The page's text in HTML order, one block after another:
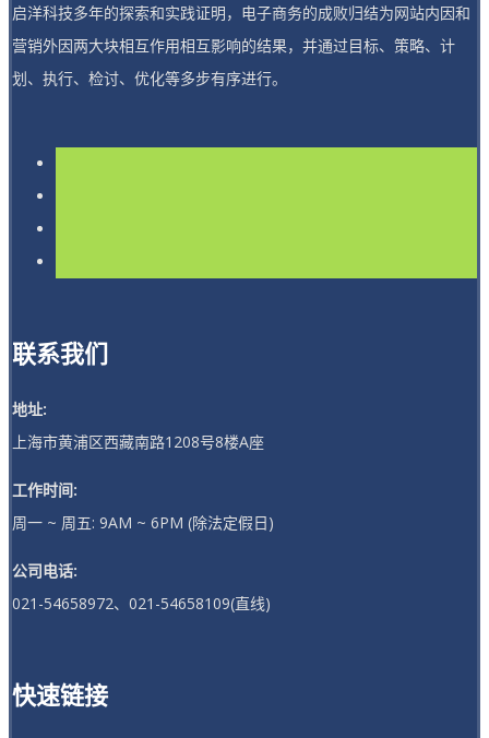
启洋科技多年的探索和实践证明，电子商务的成败归结为网站内因和
营销外因两大块相互作用相互影响的结果，并通过目标、策略、计
划、执行、检讨、优化等多步有序进行。
联系我们
地址:
上海市黄浦区西藏南路1208号8楼A座
工作时间:
周一 ~ 周五: 9AM ~ 6PM (除法定假日)
公司电话:
021-54658972、021-54658109(直线)
快速链接